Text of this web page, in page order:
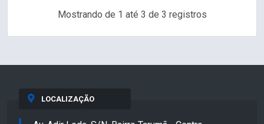
Mostrando de 1 até 3 de 3 registros
LOCALIZAÇÃO